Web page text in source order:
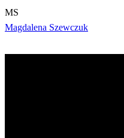
MS
Magdalena Szewczuk